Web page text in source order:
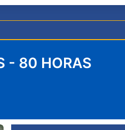
- 80 HORAS